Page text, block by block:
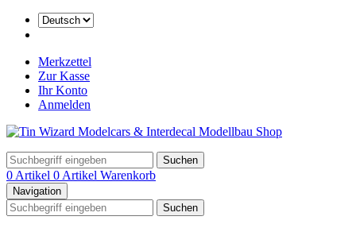
Merkzettel
Zur Kasse
Ihr Konto
Anmelden
Suchen
0 Artikel 0 Artikel Warenkorb
Navigation
Suchen